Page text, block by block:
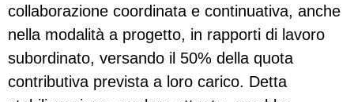
collaborazione coordinata e continuativa, anche
nella modalità a progetto, in rapporti di lavoro
subordinato, versando il 50% della quota
contributiva prevista a loro carico. Detta